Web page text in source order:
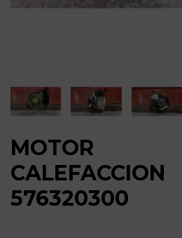
MOTOR
CALEFACCION
576320300